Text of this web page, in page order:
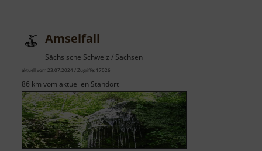
Amselfall
Sächsische Schweiz / Sachsen
aktuell vom 23.07.2024 / Zugriffe: 17026
86 km vom aktuellen Standort